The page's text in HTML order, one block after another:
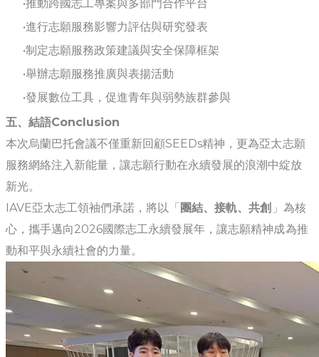
推動跨國志工專案與多部門合作平台
進行志願服務影響力評估與研究發表
制定志願服務政策建議與安全保障框架
舉辦志願服務推廣與表揚活動
發展數位工具，促進青年與弱勢族群參與
五、結語Conclusion
本次烏蘭巴托會議不僅重新回顧SEEDs精神，更為亞太志願
服務網絡注入新能量，讓志願行動在永續發展的浪潮中綻放
新光。
IAVE亞太志工領袖們承諾，將以「團結、接軌、共創 」為核
心，攜手邁向2026國際志工永續發展年，讓志願精神成為推
動和平與永續社會的力量。